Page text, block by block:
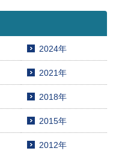
2024年
2021年
2018年
2015年
2012年